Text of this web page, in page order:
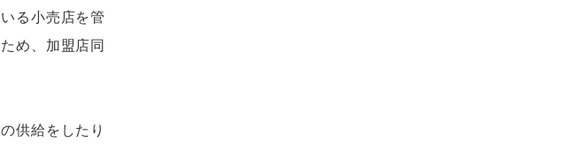
る小売店を管
め、加盟店同
供給をしたり